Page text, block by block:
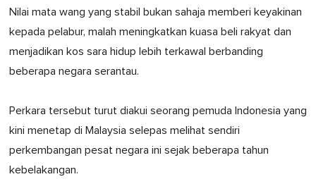
Nilai mata wang yang stabil bukan sahaja memberi keyakinan
kepada pelabur, malah meningkatkan kuasa beli rakyat dan
menjadikan kos sara hidup lebih terkawal berbanding
beberapa negara serantau.
Perkara tersebut turut diakui seorang pemuda Indonesia yang
kini menetap di Malaysia selepas melihat sendiri
perkembangan pesat negara ini sejak beberapa tahun
kebelakangan.